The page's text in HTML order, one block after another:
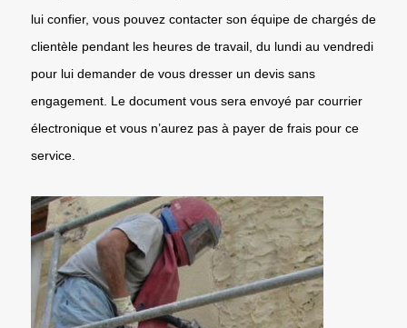
lui confier, vous pouvez contacter son équipe de chargés de
clientèle pendant les heures de travail, du lundi au vendredi
pour lui demander de vous dresser un devis sans
engagement. Le document vous sera envoyé par courrier
électronique et vous n’aurez pas à payer de frais pour ce
service.